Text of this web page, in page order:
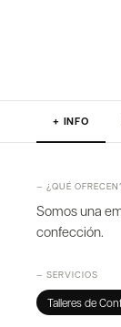
+ INFO
— ¿QUÉ
Somos una
confección.
— SERVICIOS
Talleres de